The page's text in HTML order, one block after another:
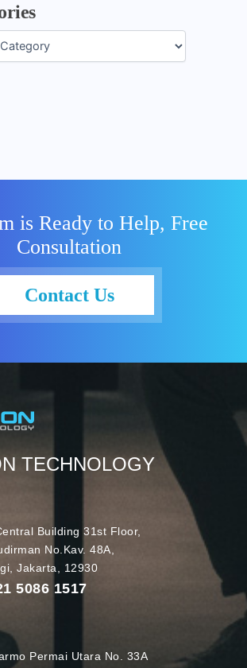
is Ready to Help, Free
Consultation
Contact Us
TECHNOLOGY
Building 31st Floor,
No.Kav. 48A,
Jakarta, 12930
5086 1517
Permai Utara No. 33A